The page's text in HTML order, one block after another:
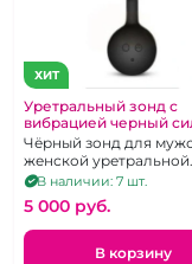
ХИТ
Уретральный зонд с
вибрацией черный
Чёрный зонд для
женской уретральной
мастурбации. 7
В наличии: 7 шт.
5 000 pуб.
В корзину